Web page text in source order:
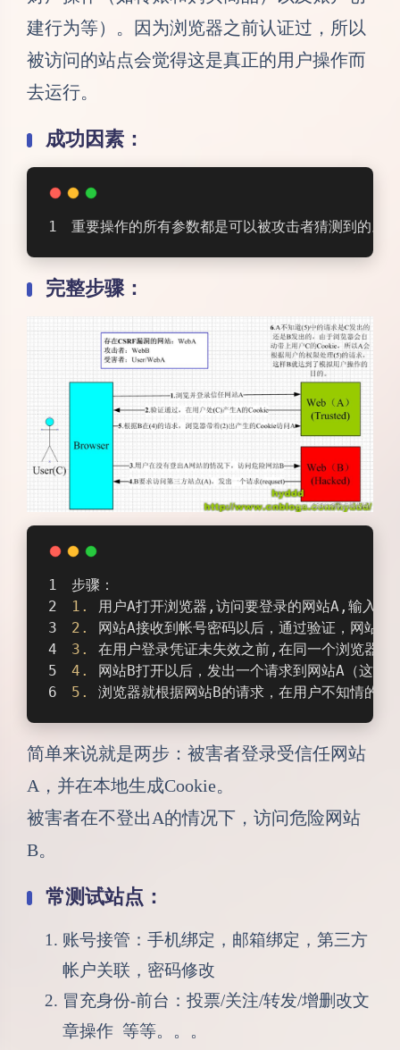
建行为等）。因为浏览器之前认证过，所以
被访问的站点会觉得这是真正的用户操作而
去运行。
成功因素：
重要操作的所有参数都是可以被攻击者猜测到的。
完整步骤：
步骤：
1.
用户A打开浏览器,访问要登录的网站A,输入用
2.
网站A接收到帐号密码以后，通过验证，网站
3.
在用户登录凭证未失效之前,在同一个浏览器,
4.
网站B打开以后，发出一个请求到网站A（这个
5.
浏览器就根据网站B的请求，在用户不知情的
简单来说就是两步：被害者登录受信任网站
A，并在本地生成Cookie。
被害者在不登出A的情况下，访问危险网站
B。
常测试站点：
账号接管：手机绑定，邮箱绑定，第三方
帐户关联，密码修改
冒充身份-前台：投票/关注/转发/增删改文
章操作 等等。。。